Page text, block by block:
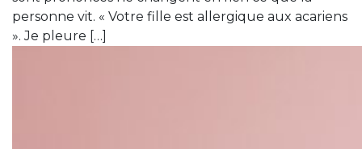
personne vit. « Votre fille est allergique aux acariens
». Je pleure […]